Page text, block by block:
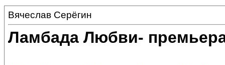
Вячеслав Серёгин
Ламбада Любви-